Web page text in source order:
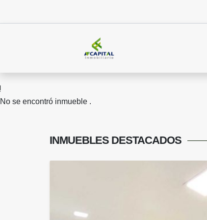
No se encontró inmueble .
INMUEBLES DESTACADOS